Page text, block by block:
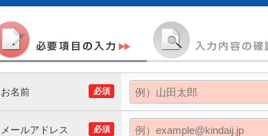
必須
お名前
必須
メールアドレス